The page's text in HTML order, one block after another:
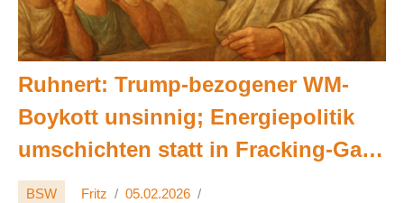
Ruhnert: Trump-bezogener WM-
Boykott unsinnig; Energiepolitik
umschichten statt in Fracking-Gas
zu investieren ⚡️🌍🗳️
BSW Fritz 05.02.2026